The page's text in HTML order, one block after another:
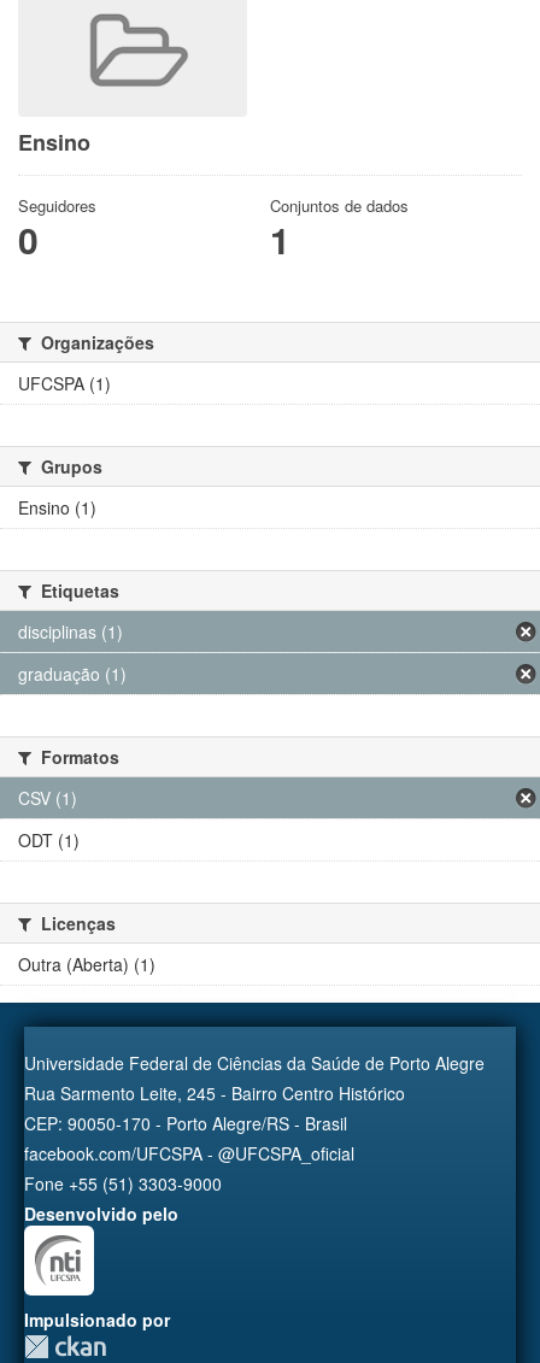
Ensino
Seguidores
0
Conjuntos de dados
1
Organizações
UFCSPA (1)
Grupos
Ensino (1)
Etiquetas
disciplinas (1)
graduação (1)
Formatos
CSV (1)
ODT (1)
Licenças
Outra (Aberta) (1)
Universidade Federal de Ciências da Saúde de Porto Alegre
Rua Sarmento Leite, 245 - Bairro Centro Histórico
CEP: 90050-170 - Porto Alegre/RS - Brasil
facebook.com/UFCSPA - @UFCSPA_oficial
Fone +55 (51) 3303-9000
Desenvolvido pelo
Impulsionado por